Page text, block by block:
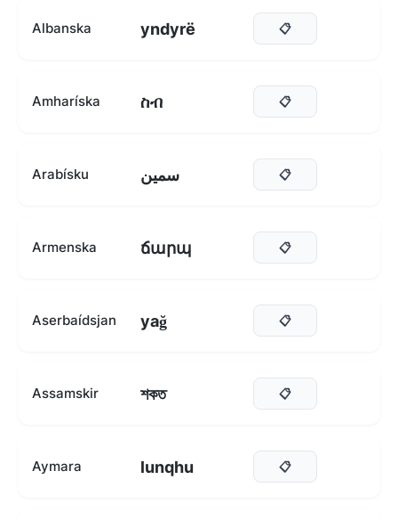
Albanska yndyrë 📋
Amharíska ስብ 📋
Arabísku سمين 📋
Armenska ճարպ 📋
Aserbaídsjan yağ 📋
Assamskir শকত 📋
Aymara lunqhu 📋